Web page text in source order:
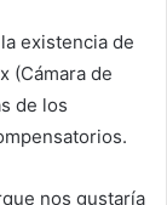
existencia de
(Cámara de
de los
nos gustaría